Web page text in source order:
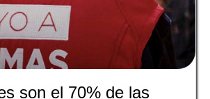
son el 70% de las